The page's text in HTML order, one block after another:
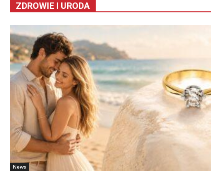
ZDROWIE I URODA
News